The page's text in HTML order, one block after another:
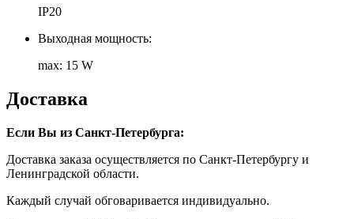
IP20
Выходная мощность:
max: 15 W
Доставка
Если Вы из Санкт-Петербурга:
Доставка заказа осуществляется по Санкт-Петербургу и
Ленинградской области.
Каждый случай обговаривается индивидуально.